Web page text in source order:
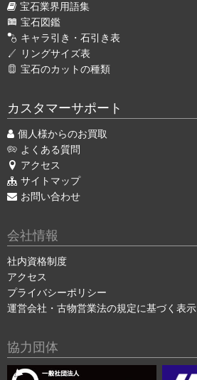
宝石業界用語集
宝石図鑑
キャラ引き・石引き表
リングサイズ表
宝石のカットの種類
カスタマーサポート
個人様からのお買取
よくある質問
アクセス
サイトマップ
お問い合わせ
会社情報
社内資格制度
アクセス
プライバシーポリシー
運営会社・古物営業法の規定に基づく表示
協力団体